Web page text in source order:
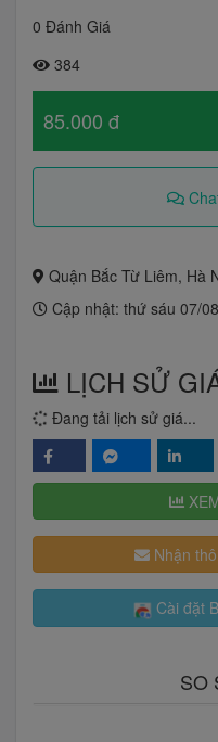
0 Đánh Giá
384
85.000 đ
Quận Bắc Từ Liêm, Hà
Cập nhật: thứ sáu 07/
LỊCH SỬ
Đang tải lịch sử giá...
Nhận
Cài đặt
SO